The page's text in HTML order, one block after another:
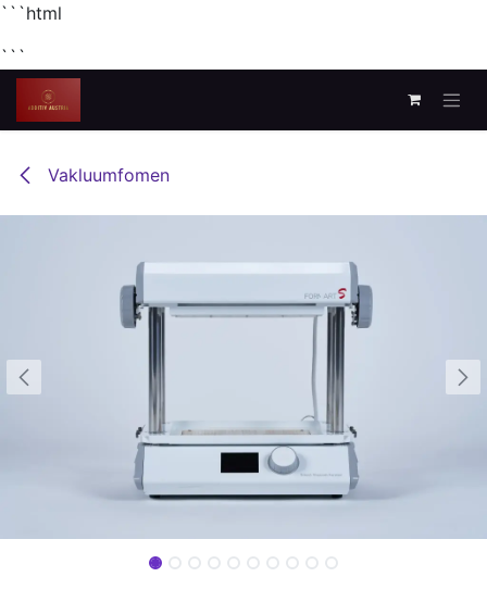
```html
```
Zum Inhalt springen
Vakluumfomen